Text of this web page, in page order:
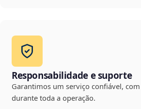
Responsabilidade e suporte
Garantimos um serviço confiável,
durante toda a operação.